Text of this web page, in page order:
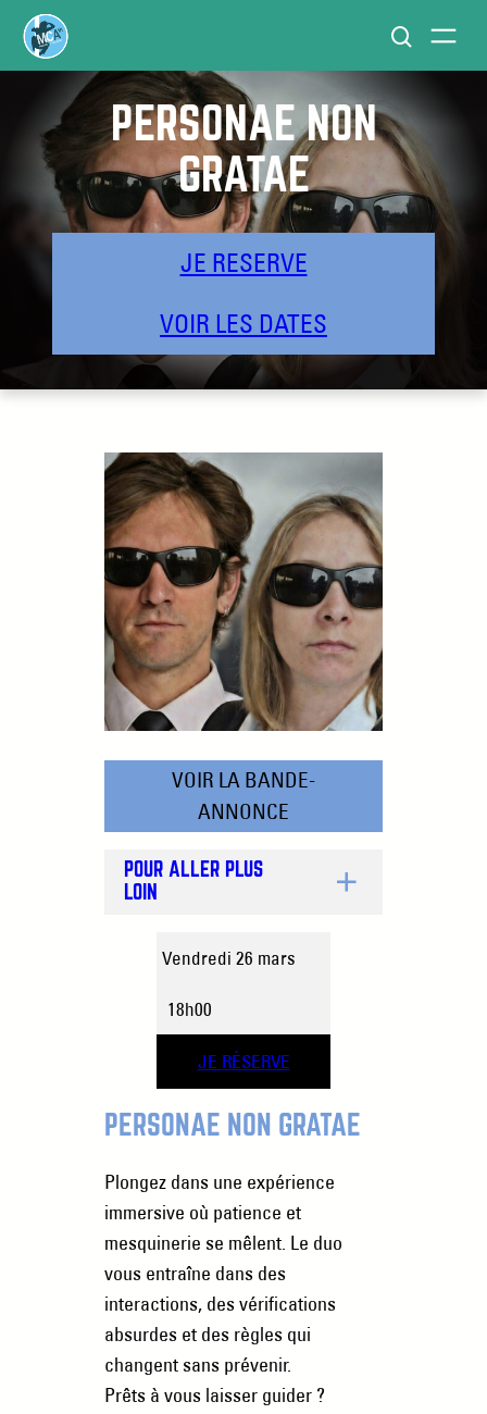
PERSONAE NON
GRATAE
JE RESERVE
VOIR LES DATES
VOIR LA BANDE-
ANNONCE
POUR ALLER PLUS
LOIN
Vendredi 26 mars
18h00
JE RÉSERVE
PERSONAE NON GRATAE
Plongez dans une expérience
immersive où patience et
mesquinerie se mêlent. Le duo
vous entraîne dans des
interactions, des vérifications
absurdes et des règles qui
changent sans prévenir.
Prêts à vous laisser guider ?